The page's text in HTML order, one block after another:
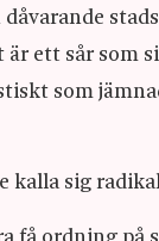
dåvarande
är ett sår som
som
kalla sig